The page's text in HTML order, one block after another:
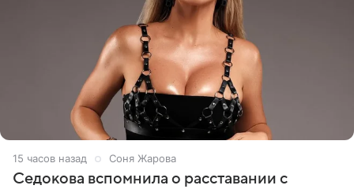
15 часов назад Соня Жарова
Седокова вспомнила о расставании с